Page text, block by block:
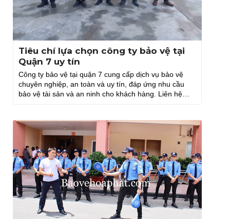
Tiêu chí lựa chọn công ty bảo vệ tại
Quận 7 uy tín
Công ty bảo vệ tại quận 7 cung cấp dịch vụ bảo vệ
chuyên nghiệp, an toàn và uy tín, đáp ứng nhu cầu
bảo vệ tài sản và an ninh cho khách hàng. Liên hệ